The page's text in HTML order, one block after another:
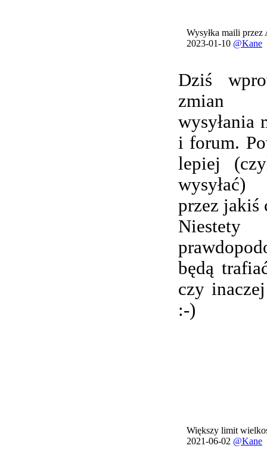
Wysyłka maili
2023-01-10 @Kane
Dziś
zmian
wysyłania
i forum.
lepiej
przez jakiś
będą
czy
:-)
Większy limit
2021-06-02 @Kane